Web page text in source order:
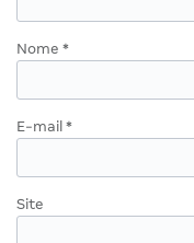
Nome *
E-mail *
Site